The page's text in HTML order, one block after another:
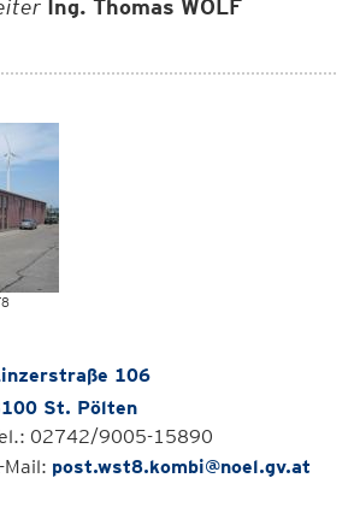
Ing. Thomas WOLF
106
St. Pölten
02742/9005-15890
Mail: post.wst8.kombi@noel.gv.at